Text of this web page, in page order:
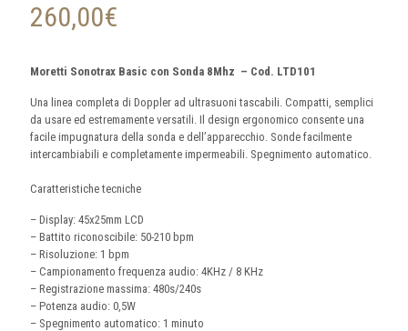
260,00€
Moretti Sonotrax Basic con Sonda 8Mhz – Cod. LTD101
Una linea completa di Doppler ad ultrasuoni tascabili. Compatti, semplici
da usare ed estremamente versatili. Il design ergonomico consente una
facile impugnatura della sonda e dell’apparecchio. Sonde facilmente
intercambiabili e completamente impermeabili. Spegnimento automatico.
Caratteristiche tecniche
– Display: 45x25mm LCD
– Battito riconoscibile: 50-210 bpm
– Risoluzione: 1 bpm
– Campionamento frequenza audio: 4KHz / 8 KHz
– Registrazione massima: 480s/240s
– Potenza audio: 0,5W
– Spegnimento automatico: 1 minuto